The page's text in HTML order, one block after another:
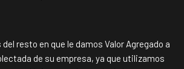
resto en que le damos Valor Agregado a
de su empresa, ya que utilizamos